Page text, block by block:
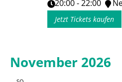
20:00 - 22:00
Jetzt Tickets kaufen
November 2026